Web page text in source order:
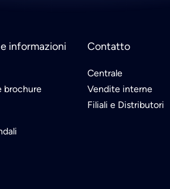
informazioni
brochure
Contatto
Centrale
Vendite interne
Filiali e Distributori